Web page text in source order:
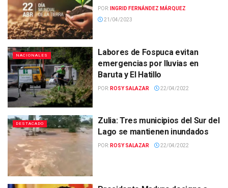
POR:
INGRID FERNÁNDEZ MÁRQUEZ
21/04/2023
NACIONALES
Labores de Fospuca evitan
emergencias por lluvias en
Baruta y El Hatillo
POR: ROSY SALAZAR 22/04/2022
DESTACADO
Zulia: Tres municipios del Sur del
Lago se mantienen inundados
POR: ROSY SALAZAR 22/04/2022